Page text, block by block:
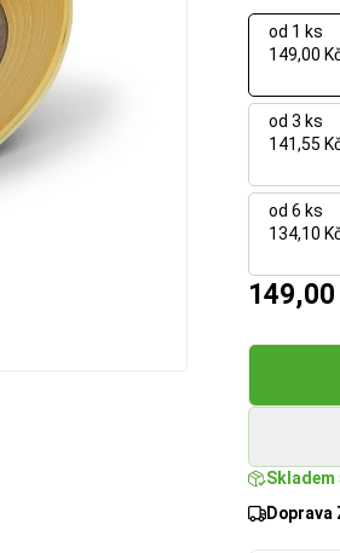
od 1 ks
149,00
od 3 ks
141,55
od 6 ks
134,10
Skladem
Doprava